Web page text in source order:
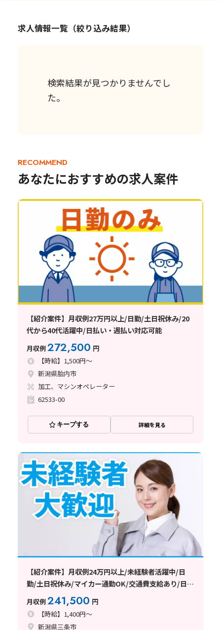
求人情報一覧（絞り込み結果）
検索結果が見つかりませんでし
た。
RECOMMEND
あなたにおすすめの求人案件
【紹介案件】月収例27万円以上/日勤/土日祝休み/20
代から40代活躍中/日払い・週払い対応可能
月収例272,500 円
【時給】1,500円～
新潟県胎内市
加工、マシンオペレーター
62533-00
キープする 詳細を見る
【紹介案件】月収例24万円以上/未経験者活躍中/日
勤/土日祝休み/マイカー通勤OK/交通費支給あり/日払
い・週払い制度あり
月収例241,500 円
【時給】1,400円～
新潟県三条市